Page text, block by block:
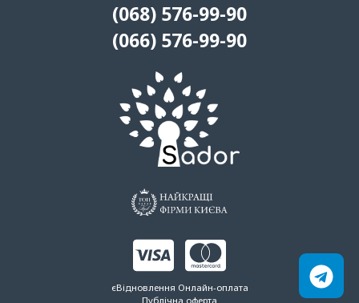
(068) 576-99-90
(066) 576-99-90
єВідновлення Онлайн-оплата
Публічна оферта